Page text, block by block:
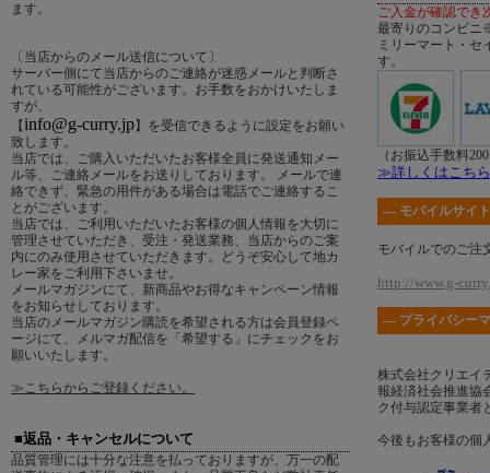
ます。
〔当店からのメール送信について〕
サーバー側にて当店からのご連絡が迷惑メールと判断さ
れている可能性がございます。お手数をおかけいたしま
すが、
【 info@g-curry.jp】を受信できるように設定をお願い
致します。
当店では、ご購入いただいたお客様全員に発送通知メー
ル等、ご連絡メールをお送りしております。 メールで連
絡できず、緊急の用件がある場合は電話でご連絡するこ
とがございます。
当店では、ご利用いただいたお客様の個人情報を大切に
管理させていただき、受注・発送業務、当店からのご案
内にのみ使用させていただきます。どうぞ安心して地カ
レー家をご利用下さいませ。
メールマガジンにて、新商品やお得なキャンペーン情報
をお知らせしております。
当店のメールマガジン購読を希望される方は会員登録ペ
ージにて、メルマガ配信を「希望する」にチェックをお
願いいたします。
≫こちらからご登録ください。
■返品・キャンセルについて
品質管理には十分な注意を払っておりますが、万一の配
ご入金が確認でき
最寄りのコンビニ
ミリーマート・セ
す。
（お振込手数料
≫詳しくはこち
― モバイルサイ
モバイルでのご注
http://www.g-
― プライバシー
株式会社クリエイ
報経済社会推進協
ク付与認定事業者
今後もお客様の個